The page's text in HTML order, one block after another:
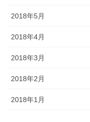
2018年5月
2018年4月
2018年3月
2018年2月
2018年1月